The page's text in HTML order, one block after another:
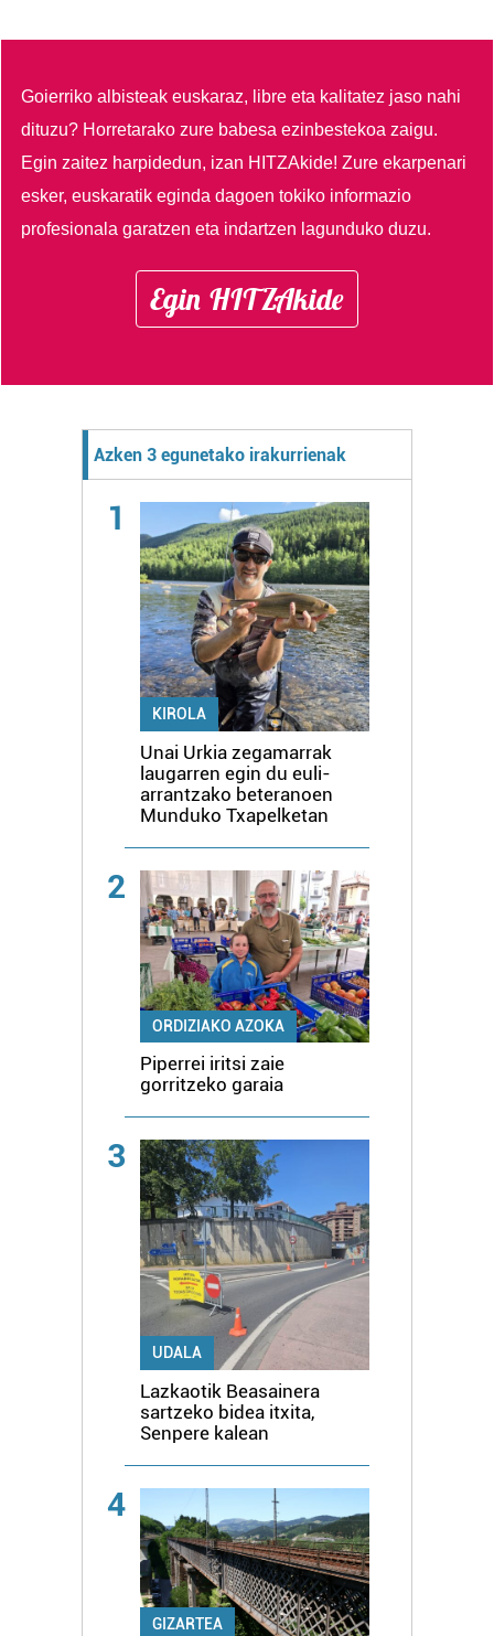
Goierriko albisteak euskaraz, libre eta kalitatez jaso nahi
dituzu? Horretarako zure babesa ezinbestekoa zaigu.
Egin zaitez harpidedun, izan HITZAkide!Zure ekarpenari
esker, euskaratik eginda dagoen tokiko informazio
profesionala garatzen eta indartzen lagunduko duzu.
Egin HITZAkide
Azken 3 egunetako irakurrienak
1
KIROLA
Unai Urkia zegamarrak
laugarren egin du euli-
arrantzako beteranoen
Munduko Txapelketan
2
ORDIZIAKO AZOKA
Piperrei iritsi zaie
gorritzeko garaia
3
UDALA
Lazkaotik Beasainera
sartzeko bidea itxita,
Senpere kalean
4
GIZARTEA